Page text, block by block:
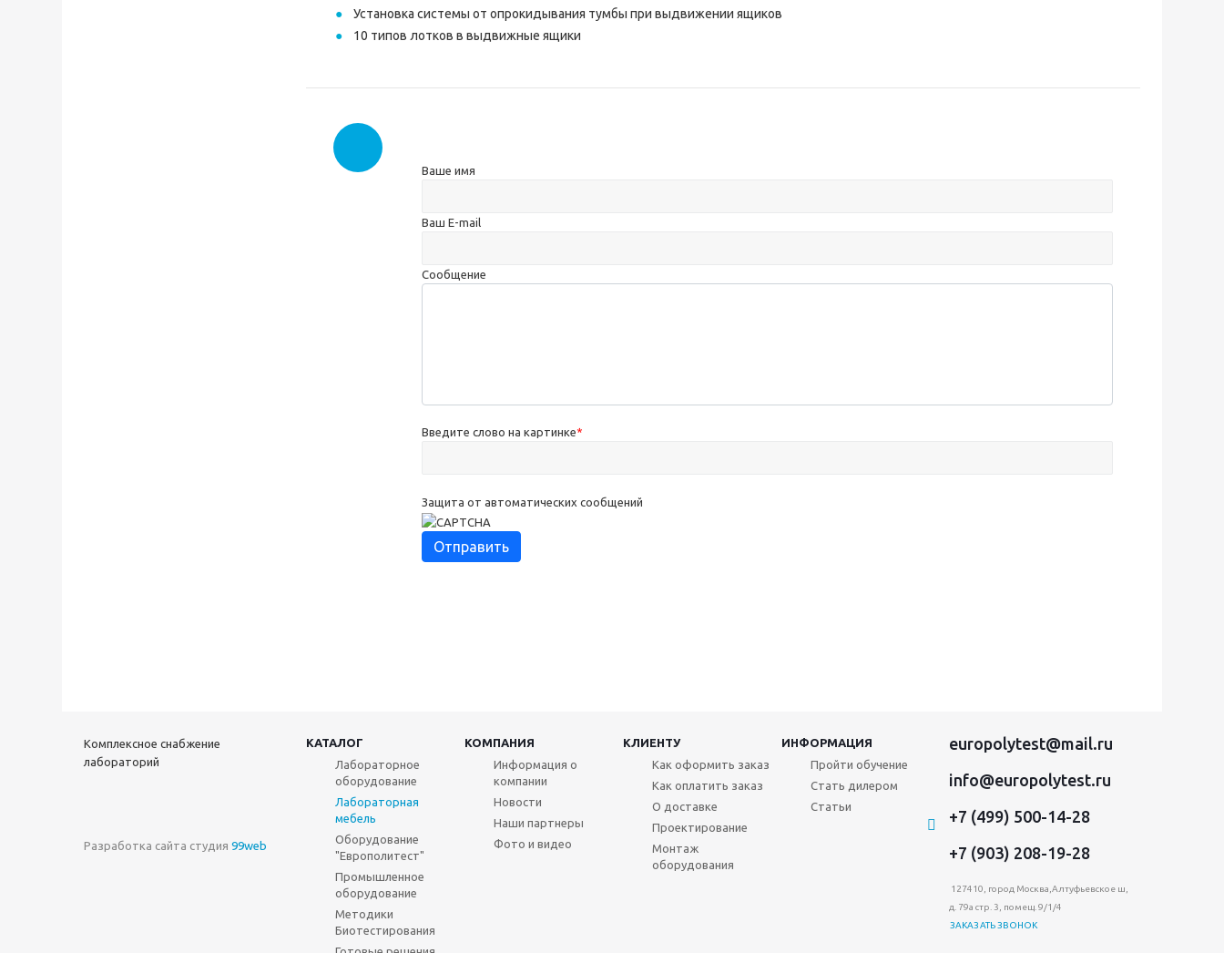
Установка системы от опрокидывания тумбы при выдвижении ящиков
10 типов лотков в выдвижные ящики
Ваше имя
Ваш E-mail
Сообщение
Введите слово на картинке*
Защита от автоматических сообщений
Комплексное снабжение
лабораторий
Разработка сайта студия 99web
КАТАЛОГ КОМПАНИЯ КЛИЕНТУ
ИНФОРМАЦИЯ
Лабораторное
оборудование
Лабораторная
мебель
Оборудование
"Европолитест"
Промышленное
оборудование
Методики
Биотестирования
Информация о
компании
Новости
Наши партнеры
Фото и видео
Как оформить заказ
Как оплатить заказ
О доставке
Проектирование
Монтаж
оборудования
Пройти обучение
Стать дилером
Статьи
europolytest@mail.ru
info@europolytest.ru
+7 (499) 500-14-28
+7 (903) 208-19-28
127410, город Москва,Алтуфьевское ш,
д. 79а стр. 3, помещ. 9/1/4
ЗАКАЗАТЬ ЗВОНОК